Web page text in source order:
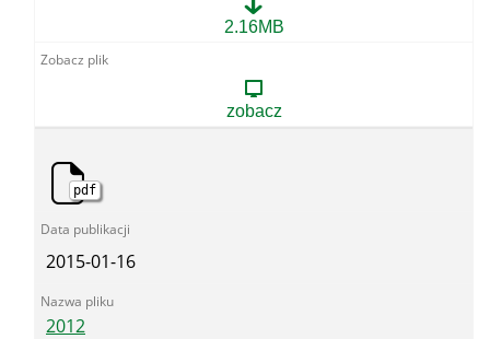
2.16MB
zobacz
pdf
2015-01-16
2012